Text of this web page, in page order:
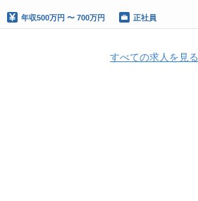
年収500万円 〜 700万円 正社員
すべての求人を見る